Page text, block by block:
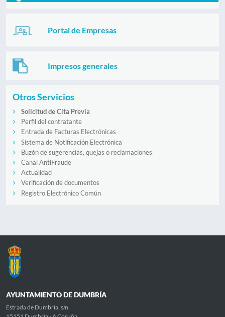
Portal de Empresas
Impresos generales
Otros Servicios
Solicitud de Cita Previa
Perfil del contratante
Entrada de Facturas Electrónicas
Sistema de Notificación Electrónica
Buzón de sugerencias, quejas o reclamaciones
Canal AntiFraude
Actualidad
Verificación de documentos
Registro Electrónico Común
AYUNTAMIENTO DE DUMBRÍA
Estrada de Dumbría, s/n